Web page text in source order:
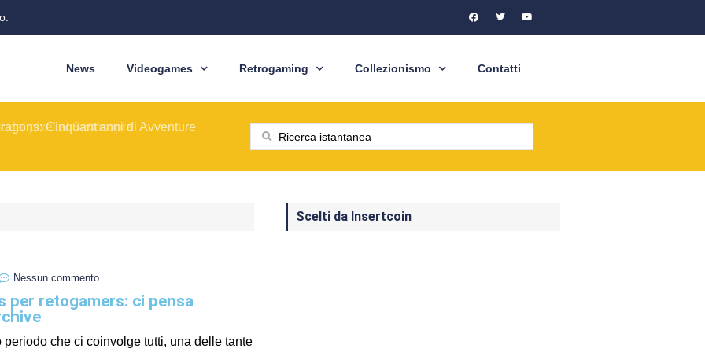
News Videogames Retrogaming Collezionismo Contatti
del modello originale
le sale giochi nel 1989
Cinquant'anni di Avventure
dal pixel al Sottosopra
BioWare
nostre tasche
del modello originale
le sale giochi nel 1989
Nessun commento
per retogamers: ci pensa
periodo che ci coinvolge tutti, una delle tante
Scelti da Insertcoin